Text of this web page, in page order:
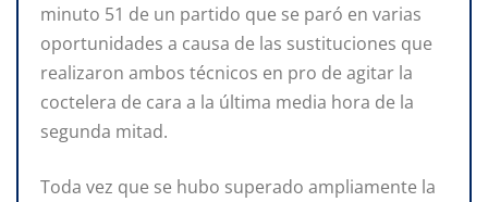
minuto 51 de un partido que se paró en varias
oportunidades a causa de las sustituciones que
realizaron ambos técnicos en pro de agitar la
coctelera de cara a la última media hora de la
segunda mitad.
Toda vez que se hubo superado ampliamente la